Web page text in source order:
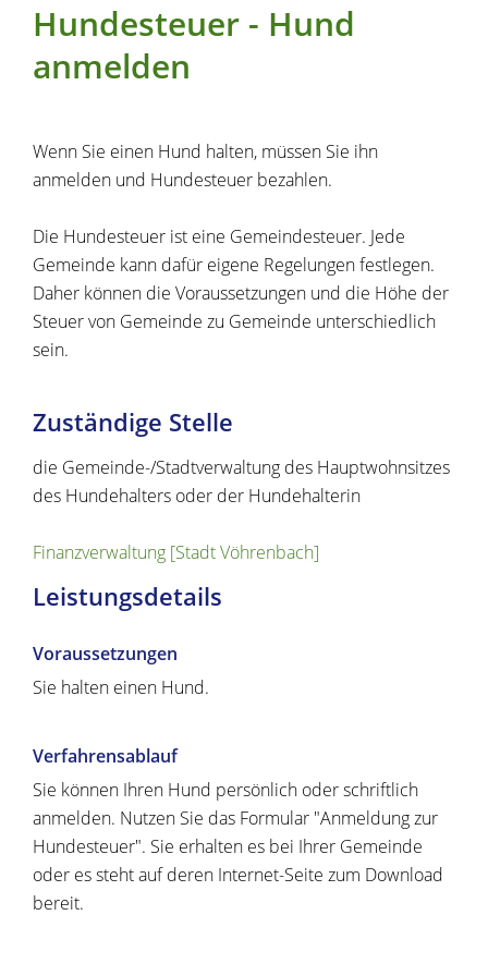
Hundesteuer - Hund
anmelden
Wenn Sie einen Hund halten, müssen Sie ihn
anmelden und Hundesteuer bezahlen.
Die Hundesteuer ist eine Gemeindesteuer. Jede
Gemeinde kann dafür eigene Regelungen festlegen.
Daher können die Voraussetzungen und die Höhe der
Steuer von Gemeinde zu Gemeinde unterschiedlich
sein.
Zuständige Stelle
die Gemeinde-/Stadtverwaltung des Hauptwohnsitzes
des Hundehalters oder der Hundehalterin
Finanzverwaltung [Stadt Vöhrenbach]
Leistungsdetails
Voraussetzungen
Sie halten einen Hund.
Verfahrensablauf
Sie können Ihren Hund persönlich oder schriftlich
anmelden. Nutzen Sie das Formular "Anmeldung zur
Hundesteuer". Sie erhalten es bei Ihrer Gemeinde
oder es steht auf deren Internet-Seite zum Download
bereit.